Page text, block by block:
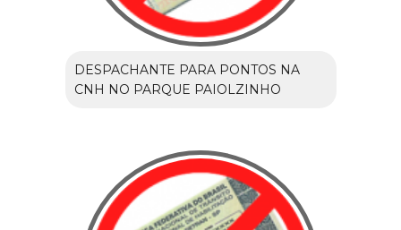
DESPACHANTE PARA PONTOS NA
CNH NO PARQUE PAIOLZINHO